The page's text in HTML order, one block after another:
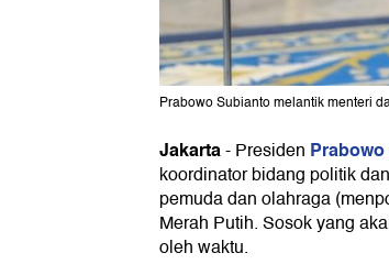
Prabowo Subianto melantik menteri
Jakarta-Presiden
koordinator bidang politik
pemuda dan olahraga
Merah Putih. Sosok yang
oleh waktu.